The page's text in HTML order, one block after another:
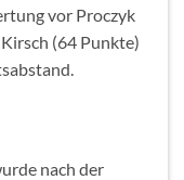
vor Proczyk
(64 Punkte)
nach der